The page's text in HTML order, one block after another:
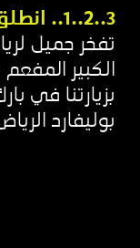
3..2..1.. انطلق!
تفخر جميل
الكبير
بزيارتنا في
بوليفارد